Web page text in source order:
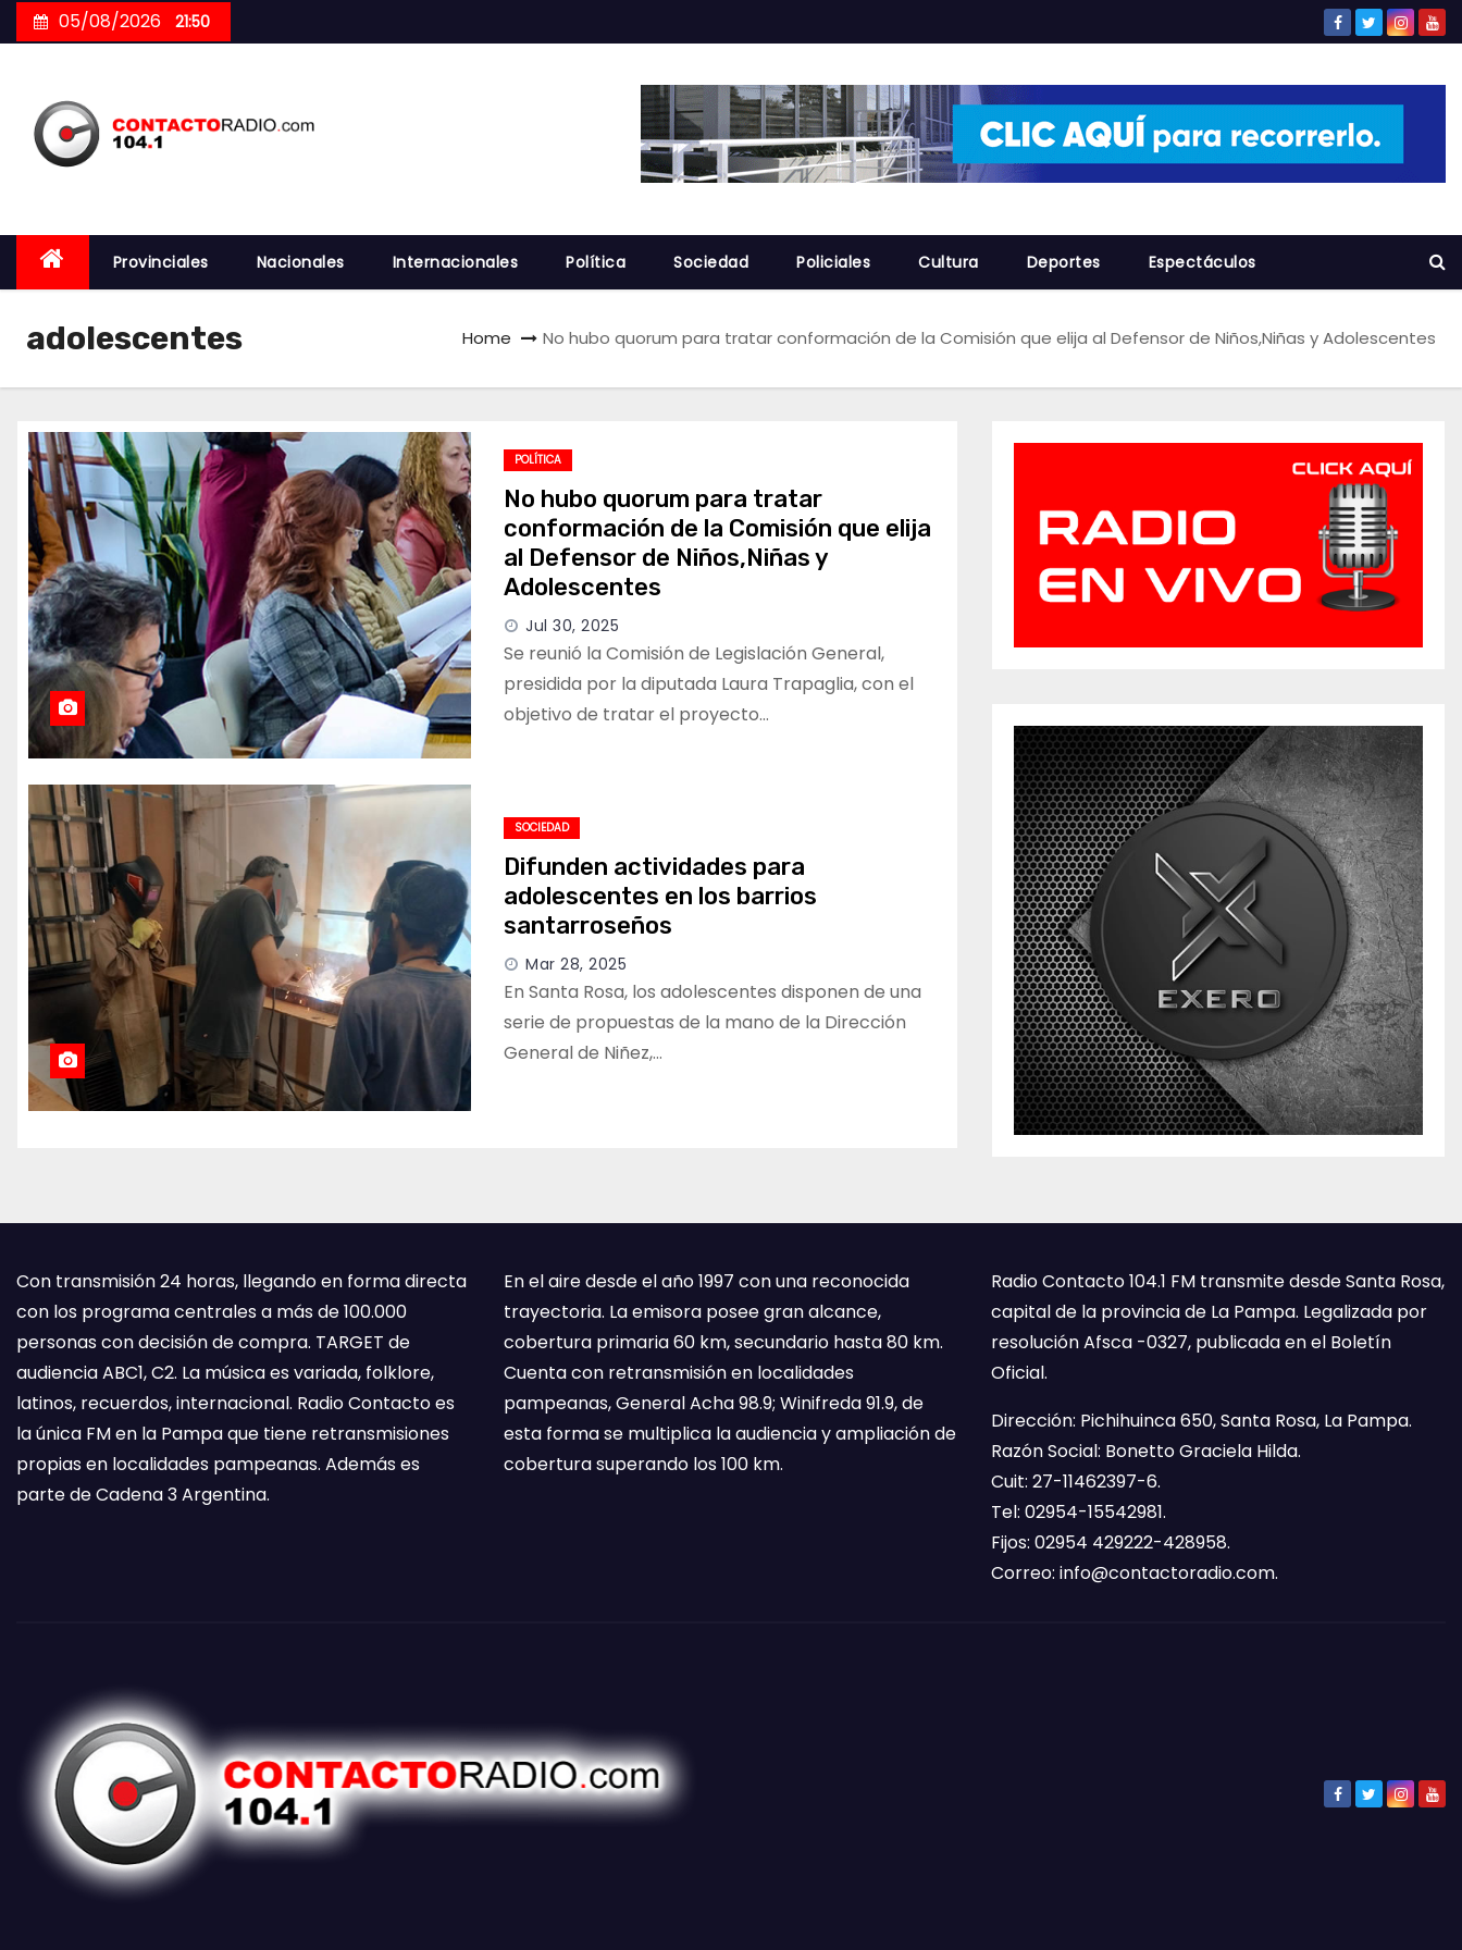
to
05/08/2026 21:50
Provinciales Nacionales Internacionales Política Sociedad Policiales Cultura Deportes Espectáculos
adolescentes Home No hubo quorum para tratar conformación de la Comisión que elija al Defensor de Niños,Niñas y Adolescentes
POLÍTICA
No hubo quorum para tratar
conformación de la Comisión que elija
al Defensor de Niños,Niñas y
Adolescentes
Jul 30, 2025
Se reunió la Comisión de Legislación General,
presidida por la diputada Laura Trapaglia, con el
objetivo de tratar el proyecto…
SOCIEDAD
Difunden actividades para
adolescentes en los barrios
santarroseños
Mar 28, 2025
En Santa Rosa, los adolescentes disponen de una
serie de propuestas de la mano de la Dirección
General de Niñez,…
Con transmisión 24 horas, llegando en forma directa
con los programa centrales a más de 100.000
personas con decisión de compra. TARGET de
audiencia ABC1, C2. La música es variada, folklore,
latinos, recuerdos, internacional. Radio Contacto es
la única FM en la Pampa que tiene retransmisiones
propias en localidades pampeanas. Además es
parte de Cadena 3 Argentina.
En el aire desde el año 1997 con una reconocida
trayectoria. La emisora posee gran alcance,
cobertura primaria 60 km, secundario hasta 80 km.
Cuenta con retransmisión en localidades
pampeanas, General Acha 98.9; Winifreda 91.9, de
esta forma se multiplica la audiencia y ampliación de
cobertura superando los 100 km.
Radio Contacto 104.1 FM transmite desde Santa Rosa,
capital de la provincia de La Pampa. Legalizada por
resolución Afsca -0327, publicada en el Boletín
Oficial.
Dirección: Pichihuinca 650, Santa Rosa, La Pampa.
Razón Social: Bonetto Graciela Hilda.
Cuit: 27-11462397-6.
Tel: 02954-15542981.
Fijos: 02954 429222-428958.
Correo: info@contactoradio.com.